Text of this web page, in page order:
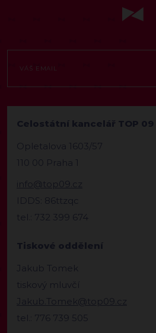
Celostátní kancelář TOP 09
Opletalova 1603/57
110 00 Praha 1
info@top09.cz
IDDS: 86ttzqc
tel.: 732 399 674
Tiskové oddělení
Jakub Tomek
tiskový mluvčí
Jakub.Tomek@top09.cz
tel.: 776 739 505